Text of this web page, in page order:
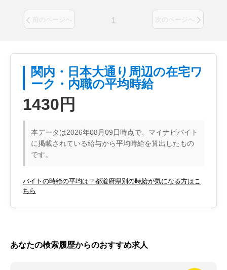
前のページへ 1 次のページへ
関内・日本大通り周辺の在宅ワ
ーク・内職の平均時給
1430円
本データは2026年08月09日時点で、マイナビバイト
に掲載されている給与から平均時給を算出したもの
です。
バイトの時給の平均は？都道府県別の時給が気になる方はこ
ちら
あなたの検索履歴からのおすすめ求人